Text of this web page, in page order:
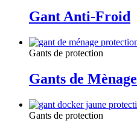
Gant Anti-Froid
Gants de protection
Gants de Mènage
Gants de protection